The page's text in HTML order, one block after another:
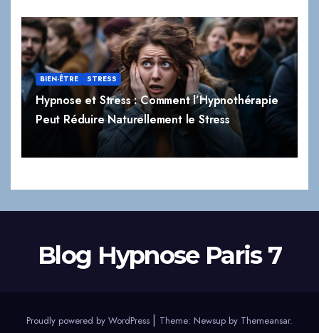
BIEN-ÊTRE STRESS
Hypnose et Stress : Comment l’Hypnothérapie
Peut Réduire Naturellement le Stress
Blog Hypnose Paris 7
Proudly powered by WordPress | Theme: Newsup by Themeansar.